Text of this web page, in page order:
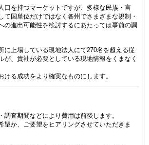
口を持つマーケットですが、多様な民族・言
て国単位だけではなく各州でさまざまな規制・
の進出可能性を検討するにあたっては事前の調
に上場している現地法人にて270名を超える従
が、貴社が必要としている現地情報をくまなく
ける成功をより確実なものにします。
調査期間などにより費用は前後します。
望か、ご要望をヒアリングさせていただきま